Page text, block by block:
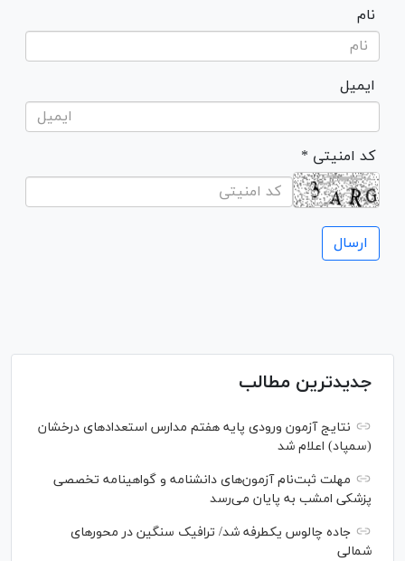
نام
ایمیل
* کد امنیتی
جدیدترین مطالب
نتایج آزمون ورودی پایه هفتم مدارس استعدادهای درخشان
(سمپاد) اعلام شد
مهلت ثبت‌نام آزمون‌های دانشنامه و گواهینامه تخصصی
پزشکی امشب به پایان می‌رسد
جاده چالوس یکطرفه شد/ ترافیک سنگین در محورهای
شمالی